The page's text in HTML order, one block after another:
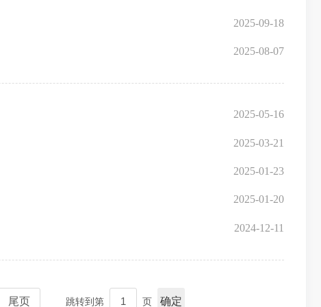
2025-09-18
2025-08-07
2025-05-16
2025-03-21
2025-01-23
2025-01-20
2024-12-11
尾页 跳转到第 页 确定